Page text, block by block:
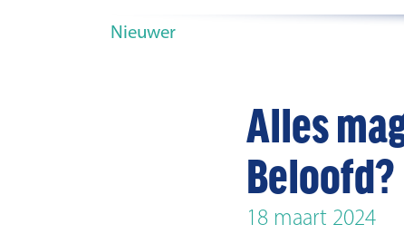
Nieuwer
Alles
Beloofd?
18 maart 2024